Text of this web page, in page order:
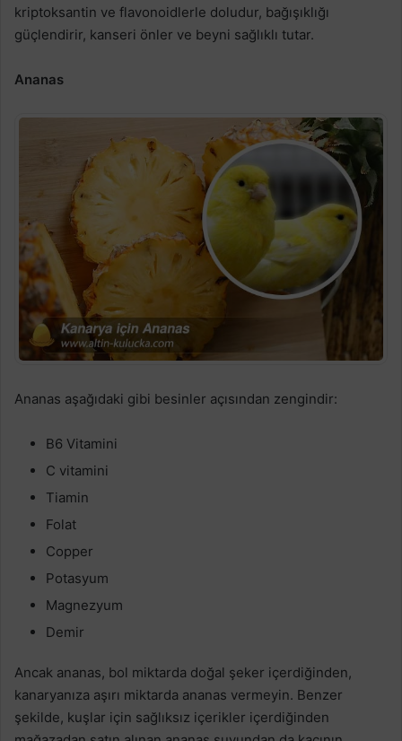
kriptoksantin ve flavonoidlerle doludur, bağışıklığı
güçlendirir, kanseri önler ve beyni sağlıklı tutar.
Ananas
Ananas aşağıdaki gibi besinler açısından zengindir:
B6 Vitamini
C vitamini
Tiamin
Folat
Copper
Potasyum
Magnezyum
Demir
Ancak ananas, bol miktarda doğal şeker içerdiğinden,
kanaryanıza aşırı miktarda ananas vermeyin. Benzer
şekilde, kuşlar için sağlıksız içerikler içerdiğinden